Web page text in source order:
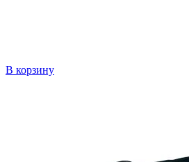
В корзину